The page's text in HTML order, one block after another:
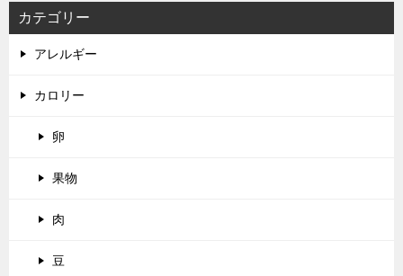
カテゴリー
アレルギー
カロリー
卵
果物
肉
豆